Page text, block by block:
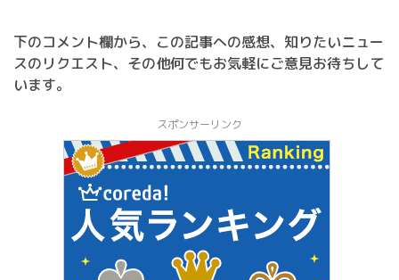
下のコメント欄から、この記事への感想、知りたいニュー
スのリクエスト、その他何でもお気軽にご意見お待ちして
います。
スポンサーリンク